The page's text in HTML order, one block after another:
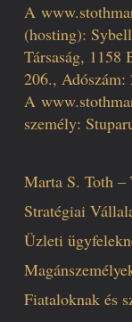
A
(hosting):
Társaság, 1158
206., Adószám:
A
személy:
Marta S. Toth –
Stratégiai
Üzleti
Fiataloknak és